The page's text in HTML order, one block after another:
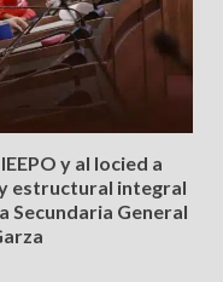
y al Iocied a
estructural integral
Secundaria General